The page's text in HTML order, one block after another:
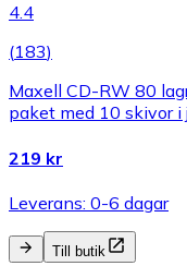
4.4
(183)
Maxell CD-RW 80
paket med 10 skivor i
219 kr
Leverans: 0-6 dagar
Till butik